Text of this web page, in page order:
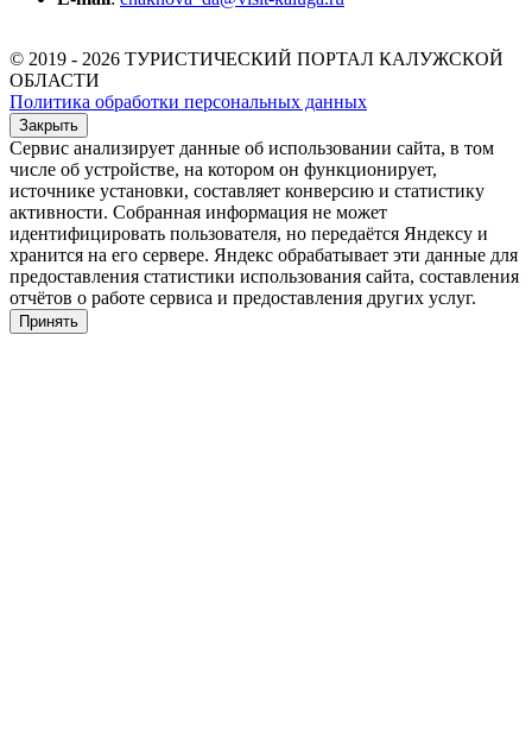
© 2019 - 2026 ТУРИСТИЧЕСКИЙ ПОРТАЛ КАЛУЖСКОЙ
ОБЛАСТИ
Политика обработки персональных данных
Закрыть
Сервис анализирует данные об использовании сайта, в том
числе об устройстве, на котором он функционирует,
источнике установки, составляет конверсию и статистику
активности. Собранная информация не может
идентифицировать пользователя, но передаётся Яндексу и
хранится на его сервере. Яндекс обрабатывает эти данные для
предоставления статистики использования сайта, составления
отчётов о работе сервиса и предоставления других услуг.
Принять